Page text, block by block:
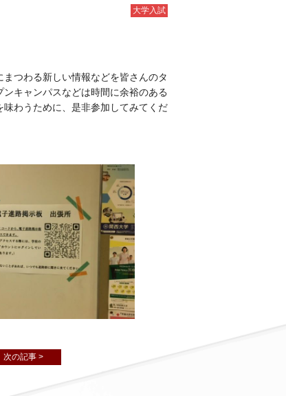
大学入試
つわる新しい情報などを皆さんのタ
キャンパスなどは時間に余裕のある
わうために、是非参加してみてくだ
次の記事 >